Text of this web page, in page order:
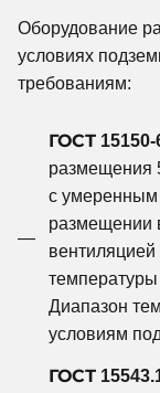
Оборудование
условиях
требованиям:
ГОСТ 15150-
размещения
с умеренным
размещении
вентиляцией
Диапазон
условиям
ГОСТ